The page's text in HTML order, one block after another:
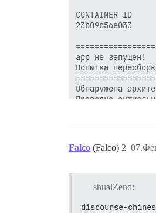
Falco (Falco) 2
shuaiZend:
discourse-